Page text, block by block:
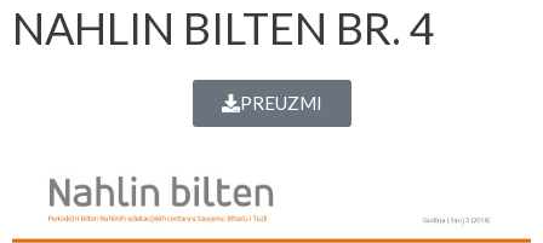
NAHLIN BILTEN BR. 4
PREUZMI